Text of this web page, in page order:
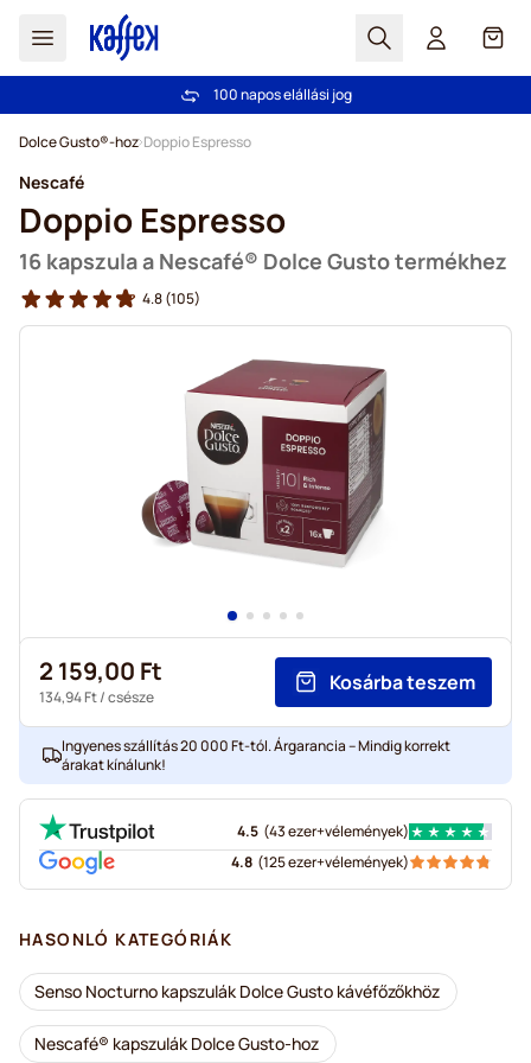
Search Cart
Ingyenes szállítás 20 000 Ft-tól
100 napos elállási jog
Dolce Gusto®-hoz Doppio Espresso
Nescafé
Doppio Espresso
16 kapszula a Nescafé® Dolce Gusto termékhez
4.8(105)
2 159,00 Ft
134,94 Ft/ csésze
Kosárba teszem
Ingyenes szállítás 20 000 Ft-tól. Árgarancia – Mindig korrekt
árakat kínálunk!
4.5 (43 ezer+vélemények)
4.8 (125 ezer+vélemények)
HASONLÓ KATEGÓRIÁK
Senso Nocturno kapszulák Dolce Gusto kávéfőzőkhöz
Nescafé® kapszulák Dolce Gusto-hoz